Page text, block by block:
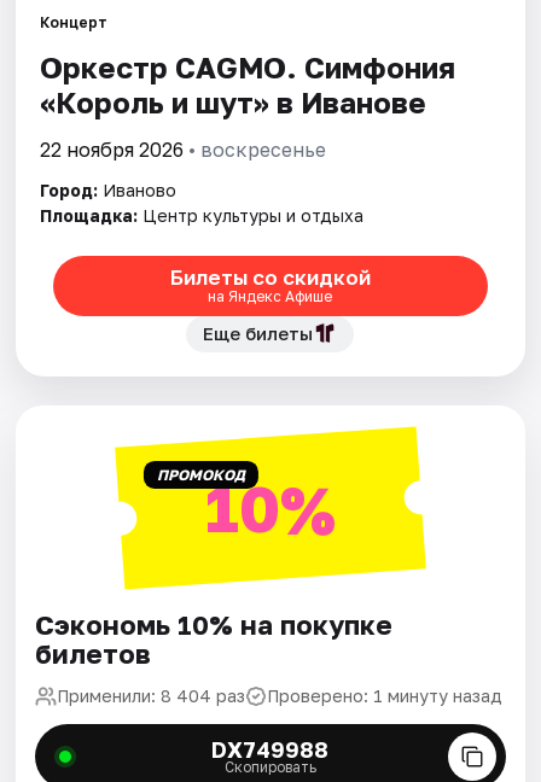
Артисты
Рейтинги
Концерт
Оркестр CAGMO. Симфония
«Король и шут» в Иванове
22 ноября 2026 • воскресенье
Город: Иваново
Площадка: Центр культуры и отдыха
Билеты со скидкой
на Яндекс Афише
Еще билеты
ПРОМОКОД10%
Сэкономь 10% на покупке
билетов
Применили: 8 404 раз Проверено: 1 минуту назад
DX749988
Скопировать